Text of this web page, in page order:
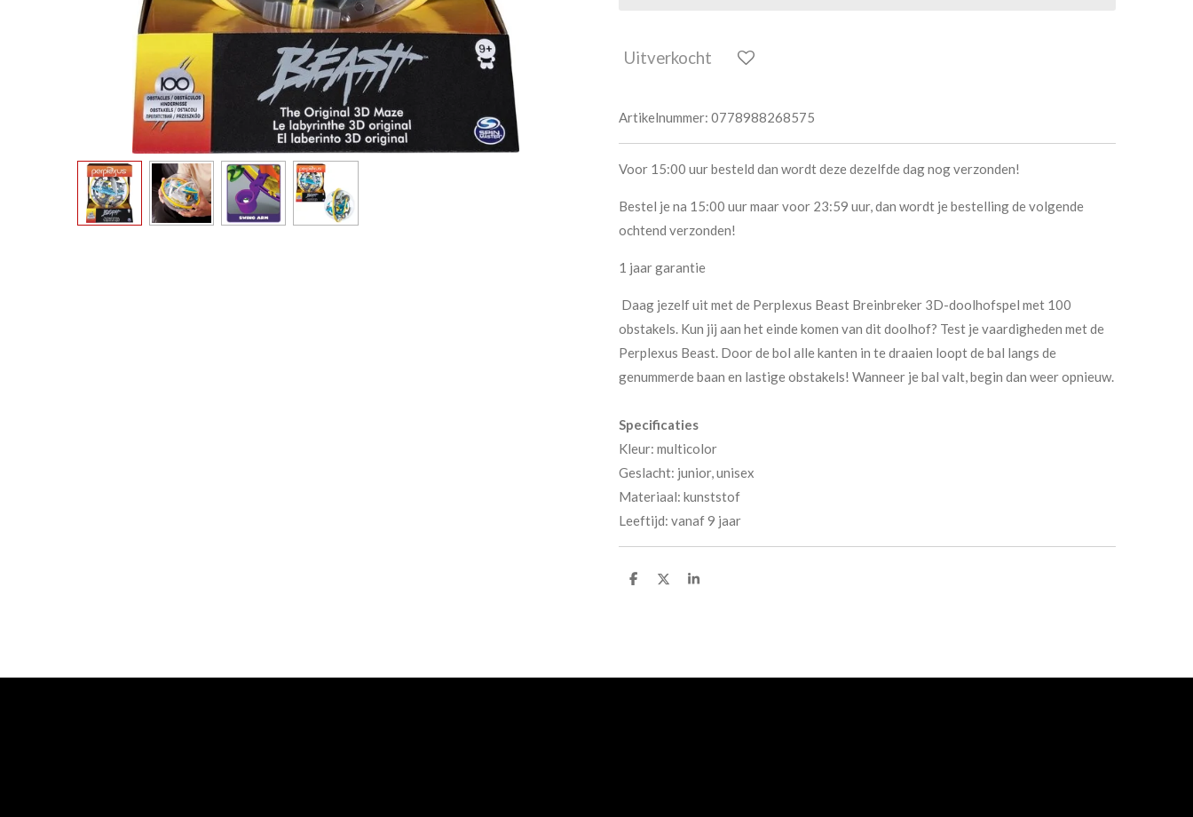
Uitverkocht
Artikelnummer: 0778988268575
Voor 15:00 uur besteld dan wordt deze dezelfde dag nog verzonden!
Bestel je na 15:00 uur maar voor 23:59 uur, dan wordt je bestelling de volgende
ochtend verzonden!
1 jaar garantie
Daag jezelf uit met de Perplexus Beast Breinbreker 3D-doolhofspel met 100
obstakels. Kun jij aan het einde komen van dit doolhof? Test je vaardigheden met de
Perplexus Beast. Door de bol alle kanten in te draaien loopt de bal langs de
genummerde baan en lastige obstakels! Wanneer je bal valt, begin dan weer opnieuw.
Specificaties
Kleur: multicolor
Geslacht: junior, unisex
Materiaal: kunststof
Leeftijd: vanaf 9 jaar
D
D
S